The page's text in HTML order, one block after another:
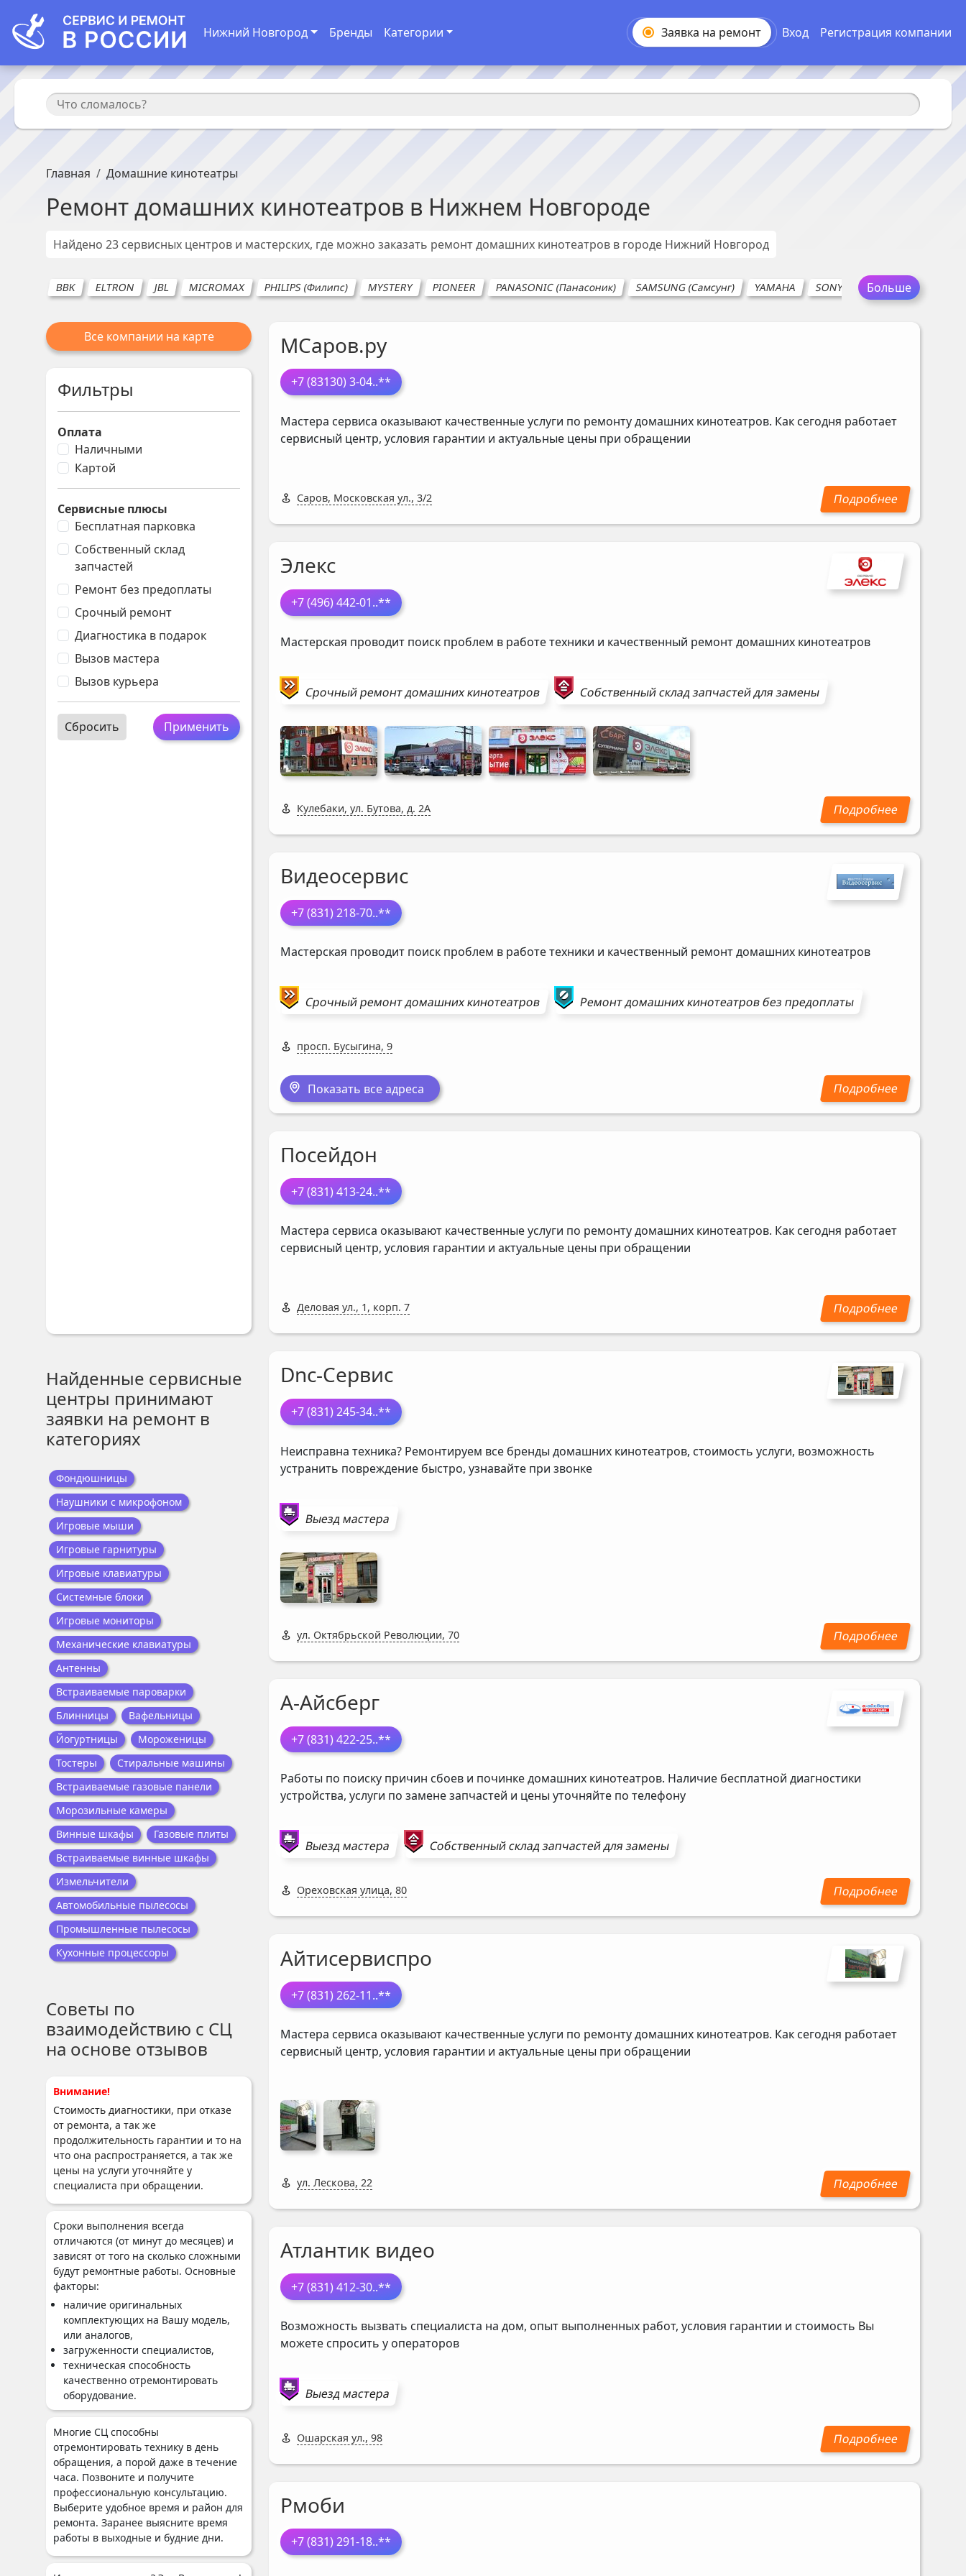
Нижний Новгород Бренды Категории Заявка на ремонт Вход Регистрация компании
Главная Домашние кинотеатры
Ремонтдомашних кинотеатров в Нижнем Новгороде
Найдено 23 сервисных центров и мастерских, где можно заказать ремонтдомашних кинотеатров в городе Нижний Новгород
BBK ELTRON JBL MICROMAX PHILIPS (Филипс) MYSTERY PIONEER PANASONIC (Панасоник) SAMSUNG (Самсунг) YAMAHA SONY (Сони) ROLSEN
Больше
Все компании на карте
Фильтры
Оплата
Наличными
Картой
Сервисные плюсы
Бесплатная парковка
Собственный склад
запчастей
Ремонт без предоплаты
Срочный ремонт
Диагностика в подарок
Вызов мастера
Вызов курьера
Применить
Сбросить
Найденные сервисные
центры принимают
заявки на ремонт в
категориях
Фондюшницы
Наушники с микрофоном
Игровые мыши
Игровые гарнитуры
Игровые клавиатуры
Системные блоки
Игровые мониторы
Механические клавиатуры
Антенны
Встраиваемые пароварки
Блинницы
Вафельницы
Йогуртницы
Мороженицы
Тостеры
Стиральные машины
Встраиваемые газовые панели
Морозильные камеры
Винные шкафы
Газовые плиты
Встраиваемые винные шкафы
Измельчители
Автомобильные пылесосы
Промышленные пылесосы
Кухонные процессоры
Советы по
взаимодействию с СЦ
на основе отзывов
Внимание!
Стоимость диагностики, при отказе
от ремонта, а так же
продолжительность гарантии и то на
что она распространяется, а так же
цены на услуги уточняйте у
специалиста при обращении.
Сроки выполнения всегда
отличаются (от минут до месяцев) и
зависят от того на сколько сложными
будут ремонтные работы. Основные
факторы:
наличие оригинальных
комплектующих на Вашу модель,
или аналогов,
загруженности специалистов,
техническая способность
качественно отремонтировать
оборудование.
Многие СЦ способны
отремонтировать технику в день
обращения, а порой даже в течение
часа. Позвоните и получите
профессиональную консультацию.
Выберите удобное время и район для
ремонта. Заранее выясните время
работы в выходные и будние дни.
МСаров.ру
+7 (83130) 3-04..**
Мастера сервиса оказывают качественные услуги по ремонту домашних кинотеатров. Как сегодня работает
сервисный центр, условия гарантии и актуальные цены при обращении
Саров, Московская ул., 3/2
Элекс
+7 (496) 442-01..**
Мастерская проводит поиск проблем в работе техники и качественный ремонт домашних кинотеатров
Срочный ремонтдомашних кинотеатров Собственный склад запчастей для замены
Кулебаки, ул. Бутова, д. 2А
Видеосервис
+7 (831) 218-70..**
Мастерская проводит поиск проблем в работе техники и качественный ремонт домашних кинотеатров
Срочный ремонтдомашних кинотеатров Ремонтдомашних кинотеатровбез предоплаты
просп. Бусыгина, 9
Показать все адреса
Посейдон
+7 (831) 413-24..**
Мастера сервиса оказывают качественные услуги по ремонту домашних кинотеатров. Как сегодня работает
сервисный центр, условия гарантии и актуальные цены при обращении
Деловая ул., 1, корп. 7
Dnc-Сервис
+7 (831) 245-34..**
Неисправна техника? Ремонтируем все бренды домашних кинотеатров, стоимость услуги, возможность
устранить повреждение быстро, узнавайте при звонке
Выезд мастера
ул. Октябрьской Революции, 70
А-Айсберг
+7 (831) 422-25..**
Работы по поиску причин сбоев и починке домашних кинотеатров. Наличие бесплатной диагностики
устройства, услуги по замене запчастей и цены уточняйте по телефону
Выезд мастера Собственный склад запчастей для замены
Ореховская улица, 80
Айтисервиспро
+7 (831) 262-11..**
Мастера сервиса оказывают качественные услуги по ремонту домашних кинотеатров. Как сегодня работает
сервисный центр, условия гарантии и актуальные цены при обращении
ул. Лескова, 22
Атлантик видео
+7 (831) 412-30..**
Возможность вызвать специалиста на дом, опыт выполненных работ, условия гарантии и стоимость Вы
можете спросить у операторов
Выезд мастера
Ошарская ул., 98
Рмоби
+7 (831) 291-18..**